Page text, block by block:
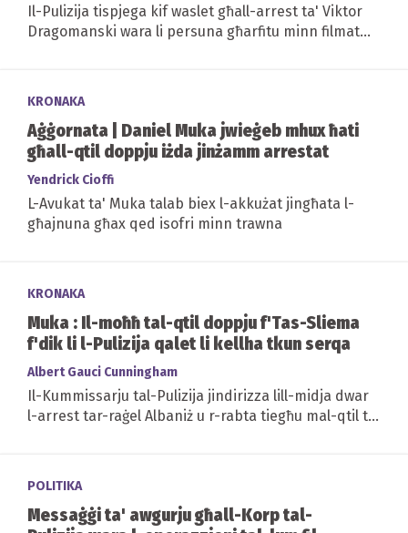
Il-Pulizija tispjega kif waslet għall-arrest ta' Viktor
Dragomanski wara li persuna għarfitu minn filmat
KRONAKA
Aġġornata | Daniel Muka jwieġeb mhux ħati
għall-qtil doppju iżda jinżamm arrestat
Yendrick Cioffi
L-Avukat ta' Muka talab biex l-akkużat jingħata l-
għajnuna għax qed isofri minn trawna
KRONAKA
Muka : Il-moħħ tal-qtil doppju f'Tas-Sliema
f'dik li l-Pulizija qalet li kellha tkun serqa
Albert Gauci Cunningham
Il-Kummissarju tal-Pulizija jindirizza lill-midja dwar
l-arrest tar-raġel Albaniż u r-rabta tiegħu mal-qtil ta'
POLITIKA
Messaġġi ta' awgurju għall-Korp tal-